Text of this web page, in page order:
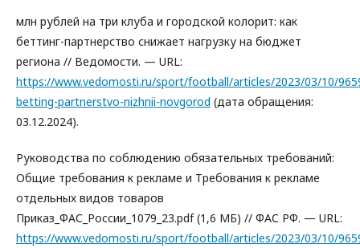
млн рублей на три клуба и городской колорит: как
беттинг-партнерство снижает нагрузку на бюджет
региона // Ведомости. — URL:
https://www.vedomosti.ru/sport/football/articles/2023/03/10/
betting-partnerstvo-nizhnii-novgorod (дата обращения:
03.12.2024).
Руководства по соблюдению обязательных требований:
Общие требования к рекламе и Требования к рекламе
отдельных видов товаров
Приказ_ФАС_России_1079_23.pdf (1,6 МБ) // ФАС РФ. — URL:
https://www.vedomosti.ru/sport/football/articles/2023/03/10/